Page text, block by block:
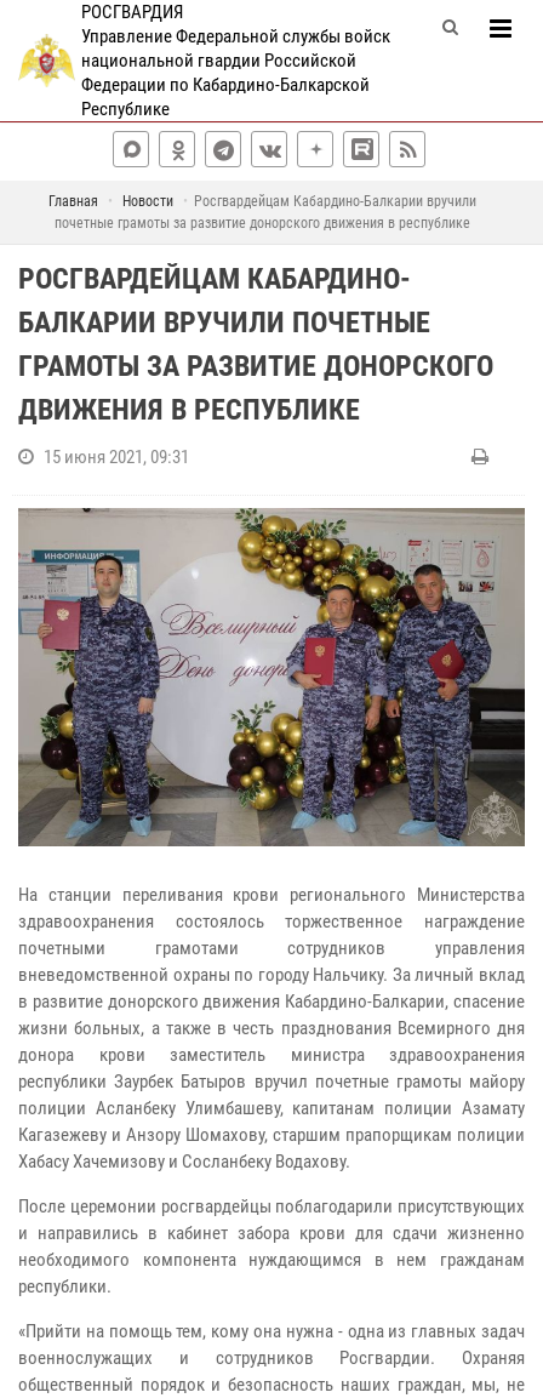
РОСГВАРДИЯ
Управление Федеральной службы войск
национальной гвардии Российской
Федерации по Кабардино-Балкарской
Республике
Главная Новости
Росгвардейцам Кабардино-Балкарии вручили
почетные грамоты за развитие донорского движения в республике
РОСГВАРДЕЙЦАМ КАБАРДИНО-
БАЛКАРИИ ВРУЧИЛИ ПОЧЕТНЫЕ
ГРАМОТЫ ЗА РАЗВИТИЕ ДОНОРСКОГО
ДВИЖЕНИЯ В РЕСПУБЛИКЕ
15 июня 2021, 09:31
На станции переливания крови регионального Министерства
здравоохранения состоялось торжественное награждение
почетными грамотами сотрудников управления
вневедомственной охраны по городу Нальчику. За личный вклад
в развитие донорского движения Кабардино-Балкарии, спасение
жизни больных, а также в честь празднования Всемирного дня
донора крови заместитель министра здравоохранения
республики Заурбек Батыров вручил почетные грамоты майору
полиции Асланбеку Улимбашеву, капитанам полиции Азамату
Кагазежеву и Анзору Шомахову, старшим прапорщикам полиции
Хабасу Хачемизову и Сосланбеку Водахову.
После церемонии росгвардейцы поблагодарили присутствующих
и направились в кабинет забора крови для сдачи жизненно
необходимого компонента нуждающимся в нем гражданам
республики.
«Прийти на помощь тем, кому она нужна - одна из главных задач
военнослужащих и сотрудников Росгвардии. Охраняя
общественный порядок и безопасность наших граждан, мы, не